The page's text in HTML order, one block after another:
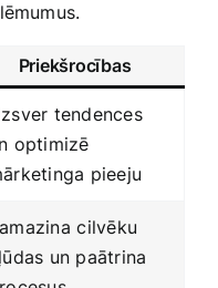
Priekšrocības
tendences
optimizē
pieeju
⁣cilvēku
un paātrina